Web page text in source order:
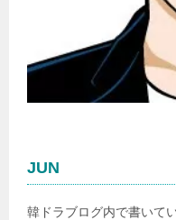
JUN
韓ドラブログ内で書いて